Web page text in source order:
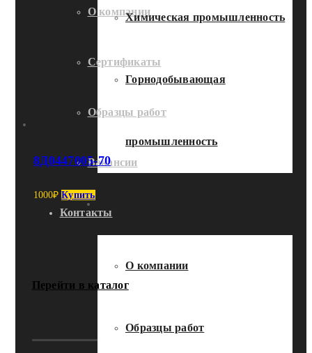
О компании
Сертификаты
Образцы работ
Вакансии
Контакты
Перейти в каталог
Химическая промышленность
Горнодобывающая
промышленность
О компании
Образцы работ
8Д0447005-70
1000₽ Купить